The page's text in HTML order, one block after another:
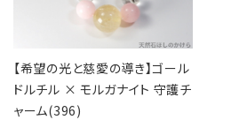
9月誕生石
支払方法について
配送・送料について
特定商取引法に基づく表記
【希望の光と慈愛の導き】ゴール
ドルチル × モルガナイト 守護チ
ャーム(396)